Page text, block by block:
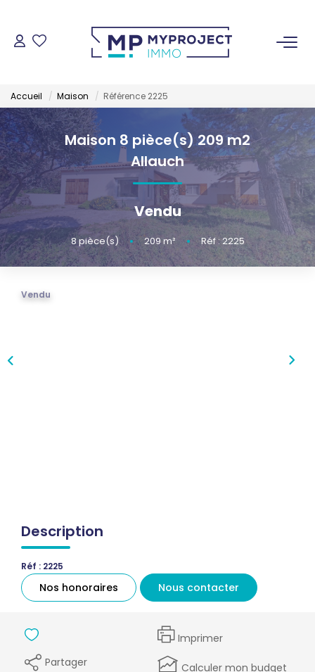
LOUER
VENDRE
ESTIMER
GESTION LOCATIVE
Accueil Maison Référence 2225
Maison 8 pièce(s) 209 m2
Allauch
Vendu
8 pièce(s) • 209m² • Réf : 2225
Vendu
Description
Réf : 2225
Nos honoraires Nous contacter
Imprimer
Partager
Calculer mon budget